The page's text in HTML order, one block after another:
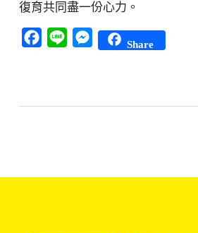
復育共同盡一份心力。
Facebook
Line Messenger
Share